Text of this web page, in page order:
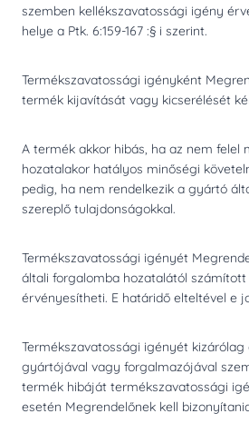
szemben kellékszavatossági igény
helye a Ptk. 6:159-167 :§ i szerint.
Termékszavatossági igényként
termék kijavítását vagy kicserélését
A termék akkor hibás, ha az nem felel
hozatalakor hatályos minőségi
pedig, ha nem rendelkezik a gyártó
szereplő tulajdonságokkal.
Termékszavatossági igényét
általi forgalomba hozatalától számított
érvényesítheti. E határidő elteltével e
Termékszavatossági igényét kizárólag
gyártójával vagy forgalmazójával
termék hibáját termékszavatossági
esetén Megrendelőnek kell